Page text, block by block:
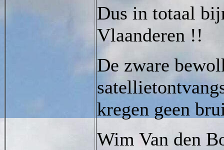
Dus in totaal
Vlaanderen !!
De zware
kregen geen
Wim Van den